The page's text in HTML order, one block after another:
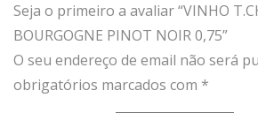
Seja o primeiro a avaliar “VINHO
BOURGOGNE PINOT NOIR 0,75”
O seu endereço de email não será
obrigatórios marcados com *